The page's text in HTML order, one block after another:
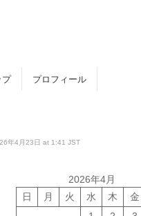
プ プロフィール
年4月23日 at 1:41 JST
2026年4月
日
月 火 水 木 金